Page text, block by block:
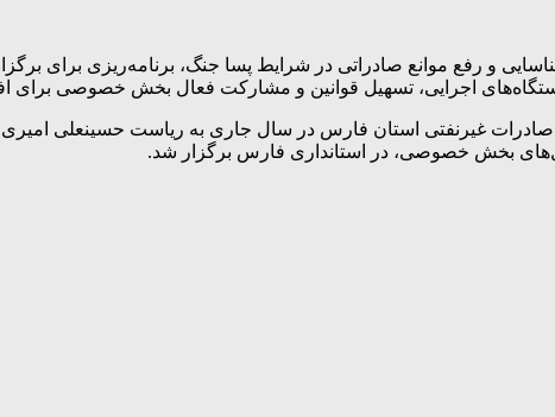
اجرایی، تسهیل قوانین و مشارکت فعال بخش خصوصی برای
غیرنفتی استان فارس در سال جاری به ریاست حسینعلی امیری
بخش خصوصی، در استانداری فارس برگزار شد.